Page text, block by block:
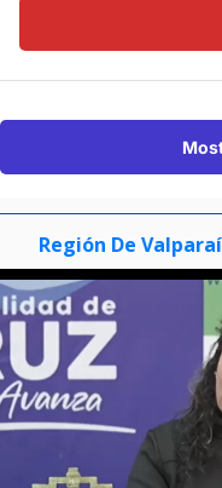
Región De